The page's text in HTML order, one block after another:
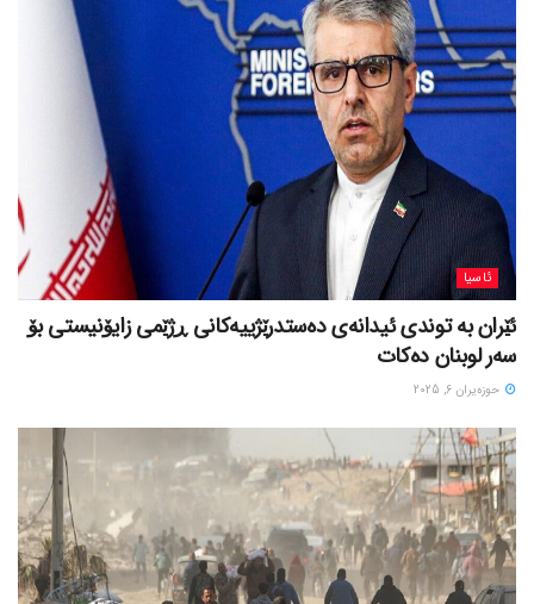
ئاسیا
ئێران بە توندی ئیدانەی دەستدرێژییەکانی ڕژێمی زایۆنیستی بۆ
سەر لوبنان دەکات
حوزه‌یران 6, 2025